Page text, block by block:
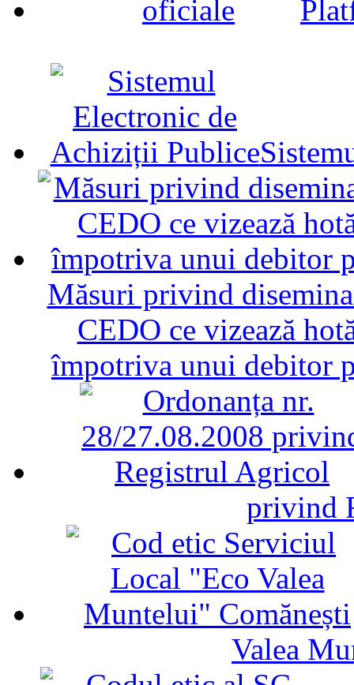
Măsuri privind
CEDO ce vizează
împotriva unui debitor
privind
Valea